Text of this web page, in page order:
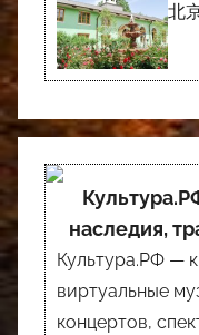
北
наследия,
Культура.РФ —
виртуальные
концертов,